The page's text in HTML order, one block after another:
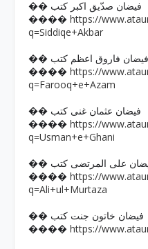
�� فیضان صدّیق اکبر کتب
���� https://
q=Siddiqe+Akbar
�� فیضان فاروق اعظم کتب
���� https://
q=Farooq+e+Azam
�� فیضان عثمان غنی کتب
���� https://
q=Usman+e+Ghani
فیضان علی المرتضی کتب
���� https://
q=Ali+ul+Murtaza
�� فیضان خاتون جنت کتب
���� https://